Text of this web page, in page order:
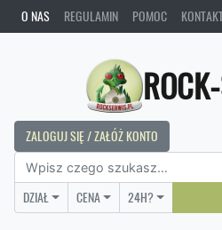
O NAS REGULAMIN POMOC
ZALOGUJ SIĘ / ZAŁÓŻ KONTO
DZIAŁ CENA 24H?